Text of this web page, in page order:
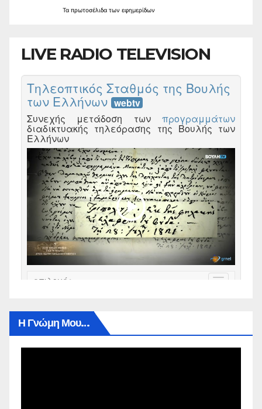
Τα πρωτοσέλιδα των εφημερίδων
LIVE RADIO TELEVISION
Η Γνώμη Μου…